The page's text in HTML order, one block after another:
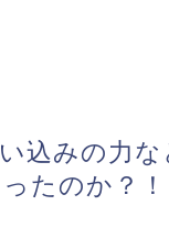
込みの力な
たのか？！